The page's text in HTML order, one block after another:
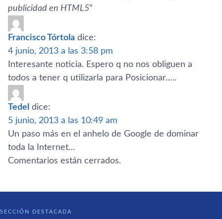
publicidad en HTML5”
Francisco Tórtola dice:
4 junio, 2013 a las 3:58 pm
Interesante noticia. Espero q no nos obliguen a
todos a tener q utilizarla para Posicionar…..
Tedel dice:
5 junio, 2013 a las 10:49 am
Un paso más en el anhelo de Google de dominar
toda la Internet…
Comentarios están cerrados.
SECCIÓN DESTACADA